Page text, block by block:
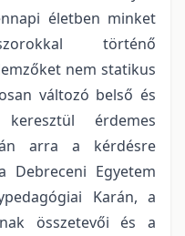
életben minket
történő
nem statikus
változó belső és
érdemes
arra a kérdésre
Egyetem
Karán, a
összetevői és a